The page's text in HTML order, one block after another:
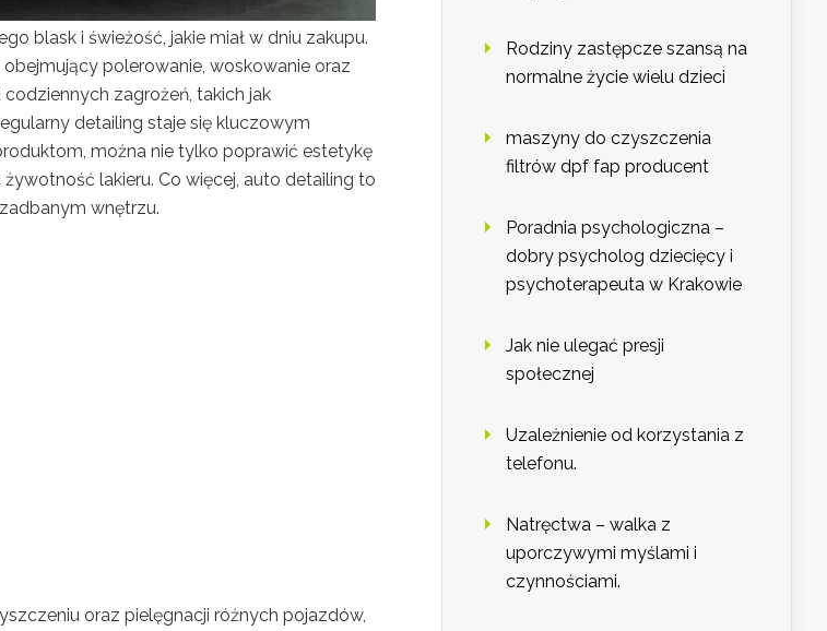
blask i świeżość, jakie miał w dniu zakupu.
polerowanie, woskowanie oraz
zagrożeń, takich jak
detailing staje się kluczowym
można nie tylko poprawić estetykę
lakieru. Co więcej, auto detailing to
wnętrzu.
oraz pielęgnacji różnych pojazdów,
Rodziny zastępcze szansą na
normalne życie wielu dzieci
maszyny do czyszczenia
filtrów dpf fap producent
Poradnia psychologiczna –
dobry psycholog dziecięcy i
psychoterapeuta w Krakowie
Jak nie ulegać presji
społecznej
Uzależnienie od korzystania z
telefonu.
Natręctwa – walka z
uporczywymi myślami i
czynnościami.